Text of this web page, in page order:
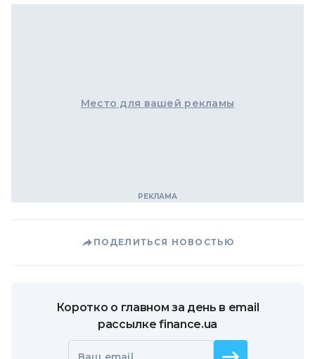
Место для вашей рекламы
ПОДЕЛИТЬСЯ НОВОСТЬЮ
Коротко о главном за день в email
рассылке finance.ua